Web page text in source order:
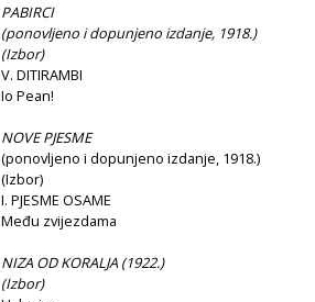
PABIRCI
(ponovljeno i dopunjeno izdanje, 1918.)
(Izbor)
V. DITIRAMBI
Io Pean!
NOVE PJESME
(ponovljeno i dopunjeno izdanje, 1918.)
(Izbor)
I. PJESME OSAME
Među zvijezdama
NIZA OD KORALJA (1922.)
(Izbor)